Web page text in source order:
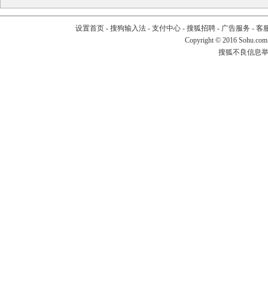
设置首页- 搜狗输入法- 支付中心- 搜狐招聘- 广告服务 - 客
Copyright © 2016
搜狐不良信息